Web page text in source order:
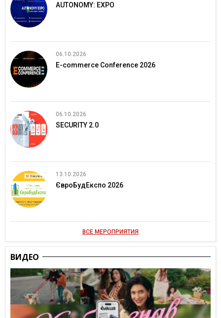
AUTONOMY: EXPO
06.10.2026
E-commerce Conference 2026
06.10.2026
SECURITY 2.0
13.10.2026
ЄвроБудЕкспо 2026
ВСЕ МЕРОПРИЯТИЯ
ВИДЕО